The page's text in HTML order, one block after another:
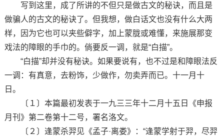
写到这里，成了所讲的不但只是做古文的秘诀，而且是
做骗人的古文的秘诀了。但我想，做白话文也没有什么大两
样，因为它也可以夹些僻字，加上蒙胧或难懂，来施展那变
戏法的障眼的手巾的。倘要反一调，就是“白描”。
“白描”却并没有秘诀。如果要说有，也不过是和障眼法反
一调：有真意，去粉饰，少做作，勿卖弄而已。十一月十
日。
〔１〕本篇最初发表于一九三三年十二月十五日《申报
月刊》第二卷第十二号，署名洛文。
〔２〕逢蒙杀羿见《孟子·离娄》：“逢蒙学射于羿，尽羿